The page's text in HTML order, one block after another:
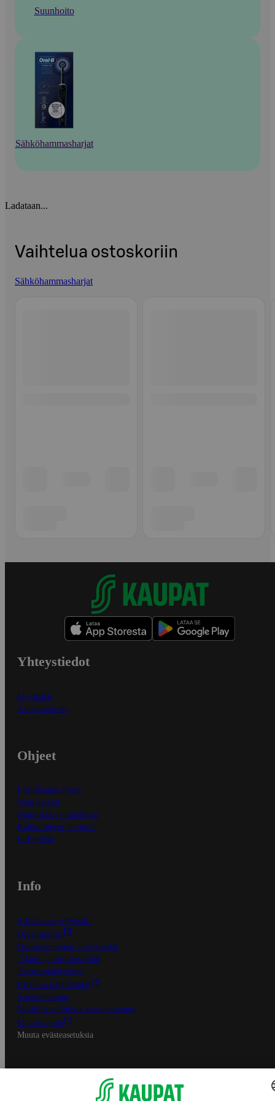
Suunhoito
Sähköhammasharjat
Ladataan...
Vaihtelua ostoskoriin
Sähköhammasharjat
Yhteystiedot
Myymälät
Asiakaspalvelu
Ohjeet
Ensitilaajan ohjeet
Näin maksat
Näin tilaat ja muokkaat
Kaikki ohjeet ja vinkit
In English
Info
S-Business yrityksille
Oiva-raportit
Osuuskauppojen yhteystiedot
Tilaus- ja toimitusehdot
Tietosuojakäytäntö
Palvelun käyttöehdot
Saavutettavuus
Mobiilisovelluksen saavutettavuus
Mainostajalle
Muuta evästeasetuksia
S-ryhmän palvelut